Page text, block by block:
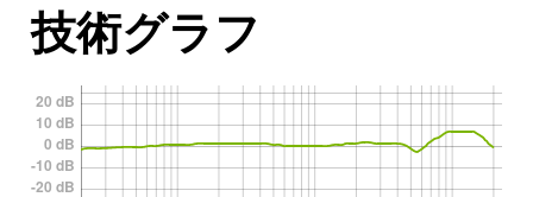
技術グラフ